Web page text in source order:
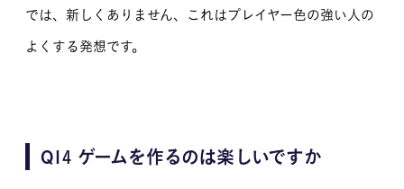
では、新しくありません、これはプレイヤー色の強い人の
よくする発想です。
Q14 ゲームを作るのは楽しいですか